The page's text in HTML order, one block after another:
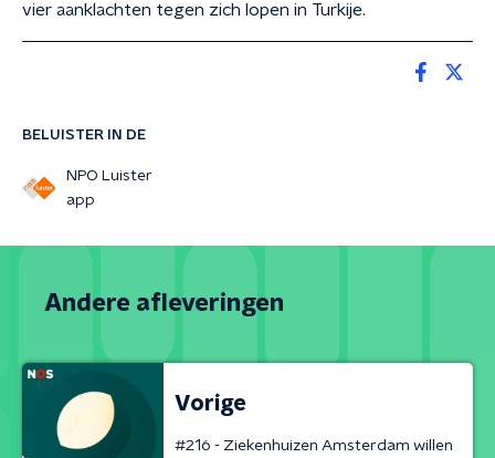
BELUISTER IN DE
NPO Luister
app
vier aanklachten tegen zich lopen in Turkije.
Andere afleveringen
Vorige
#216 - Ziekenhuizen Amsterdam willen